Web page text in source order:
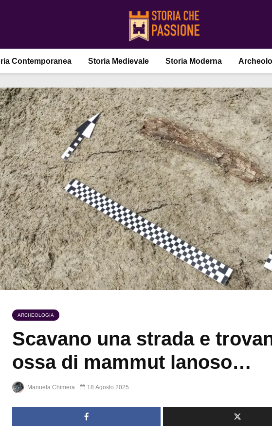
Contemporanea Storia Medievale Storia Moderna
ARCHEOLOGIA
Scavano una strada e
ossa di mammut lanoso…
Manuela Chimera 18 Agosto 2025